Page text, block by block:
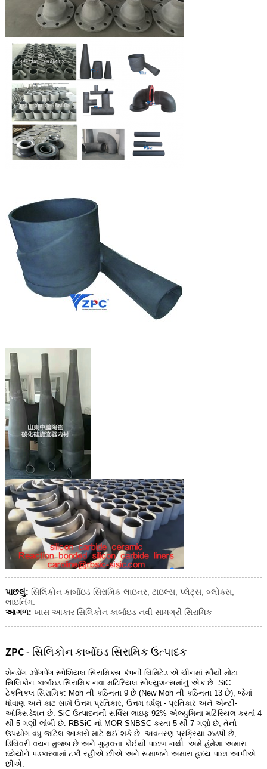
પાછલું: સિલિકોન કાર્બાઇડ સિરામિક લાઇનર, ટાઇલ્સ, પ્લેટ્સ, બ્લોક્સ,
લાઇનિંગ.
આગળ: ખાસ આકાર સિલિકોન કાર્બાઇડ નવી સામગ્રી સિરામિક
ZPC - સિલિકોન કાર્બાઇડ સિરામિક ઉત્પાદક
શેન્ડોંગ ઝોંગપેંગ સ્પેશિયલ સિરામિક્સ કંપની લિમિટેડ એ ચીનમાં સૌથી મોટા
સિલિકોન કાર્બાઇડ સિરામિક નવા મટિરિયલ સોલ્યુશન્સમાંનું એક છે. SiC
ટેકનિકલ સિરામિક: Moh ની કઠિનતા 9 છે (New Moh ની કઠિનતા 13 છે), જેમાં
ધોવાણ અને કાટ સામે ઉત્તમ પ્રતિકાર, ઉત્તમ ઘર્ષણ - પ્રતિકાર અને એન્ટી-
ઓક્સિડેશન છે. SiC ઉત્પાદનની સર્વિસ લાઇફ 92% એલ્યુમિના મટિરિયલ કરતાં 4
થી 5 ગણી લાંબી છે. RBSiC નો MOR SNBSC કરતા 5 થી 7 ગણો છે, તેનો
ઉપયોગ વધુ જટિલ આકારો માટે થઈ શકે છે. અવતરણ પ્રક્રિયા ઝડપી છે,
ડિલિવરી વચન મુજબ છે અને ગુણવત્તા કોઈથી પાછળ નથી. અમે હંમેશા અમારા
ધ્યેયોને પડકારવામાં ટકી રહીએ છીએ અને સમાજને અમારા હૃદય પાછા આપીએ
છીએ.